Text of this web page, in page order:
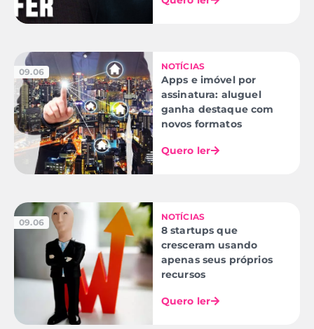
09.06
NOTÍCIAS
Apps e imóvel por
assinatura: aluguel
ganha destaque com
novos formatos
Quero ler
09.06
NOTÍCIAS
8 startups que
cresceram usando
apenas seus próprios
recursos
Quero ler